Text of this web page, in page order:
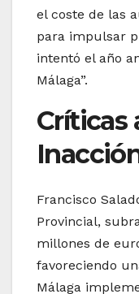
el coste de las
para impulsar
intentó el año
Málaga”.
Críticas
Francisco
Provincial,
millones de
favoreciendo
Málaga